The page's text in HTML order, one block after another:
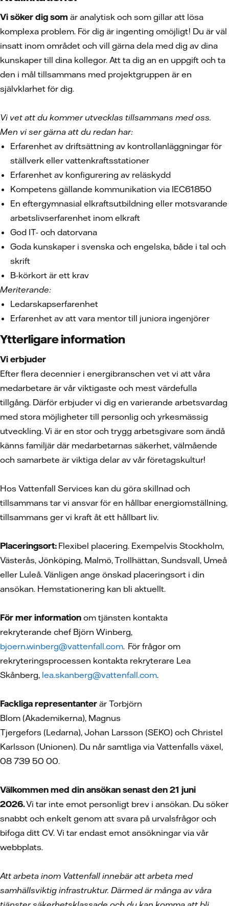
Vi söker dig som är analytisk och som gillar att lösa
komplexa problem. För dig är ingenting omöjligt! Du är väl
insatt inom området och vill gärna dela med dig av dina
kunskaper till dina kollegor. Att ta dig an en uppgift och ta
den i mål tillsammans med projektgruppen är en
självklarhet för dig.
Vi vet att du kommer utvecklas tillsammans med oss.
Men vi ser gärna att du redan har:
Erfarenhet av driftsättning av kontrollanläggningar för
ställverk eller vattenkraftsstationer
Erfarenhet av konfigurering av reläskydd
Kompetens gällande kommunikation via IEC61850
En eftergymnasial elkraftsutbildning eller motsvarande
arbetslivserfarenhet inom elkraft
God IT- och datorvana
Goda kunskaper i svenska och engelska, både i tal och
skrift
B-körkort är ett krav
Meriterande:
Ledarskapserfarenhet
Erfarenhet av att vara mentor till juniora ingenjörer
Ytterligare information
Vi erbjuder
Efter flera decennier i energibranschen vet vi att våra
medarbetare är vår viktigaste och mest värdefulla
tillgång. Därför erbjuder vi dig en varierande arbetsvardag
med stora möjligheter till personlig och yrkesmässig
utveckling. Vi är en stor och trygg arbetsgivare som ändå
känns familjär där medarbetarnas säkerhet, välmående
och samarbete är viktiga delar av vår företagskultur!
Hos Vattenfall Services kan du göra skillnad och
tillsammans tar vi ansvar för en hållbar energiomställning,
tillsammans ger vi kraft åt ett hållbart liv.
Placeringsort: Flexibel placering. Exempelvis Stockholm,
Västerås, Jönköping, Malmö, Trollhättan, Sundsvall, Umeå
eller Luleå. Vänligen ange önskad placeringsort i din
ansökan. Hemstationering kan bli aktuellt.
För mer information om tjänsten kontakta
rekryterande chef Björn Winberg,
bjoern.winberg@vattenfall.com. För frågor om
rekryteringsprocessen kontakta rekryterare Lea
Skånberg, lea.skanberg@vattenfall.com.
Fackliga representanter är Torbjörn
Blom (Akademikerna), Magnus
Tjergefors (Ledarna), Johan Larsson (SEKO) och Christel
Karlsson (Unionen). Du når samtliga via Vattenfalls växel,
08 739 50 00.
Välkommen med din ansökan senast den 21 juni
2026.Vi tar inte emot personligt brev i ansökan. Du söker
snabbt och enkelt genom att svara på urvalsfrågor och
bifoga ditt CV. Vi tar endast emot ansökningar via vår
webbplats.
Att arbeta inom Vattenfall innebär att arbeta med
samhällsviktig infrastruktur. Därmed är många av våra